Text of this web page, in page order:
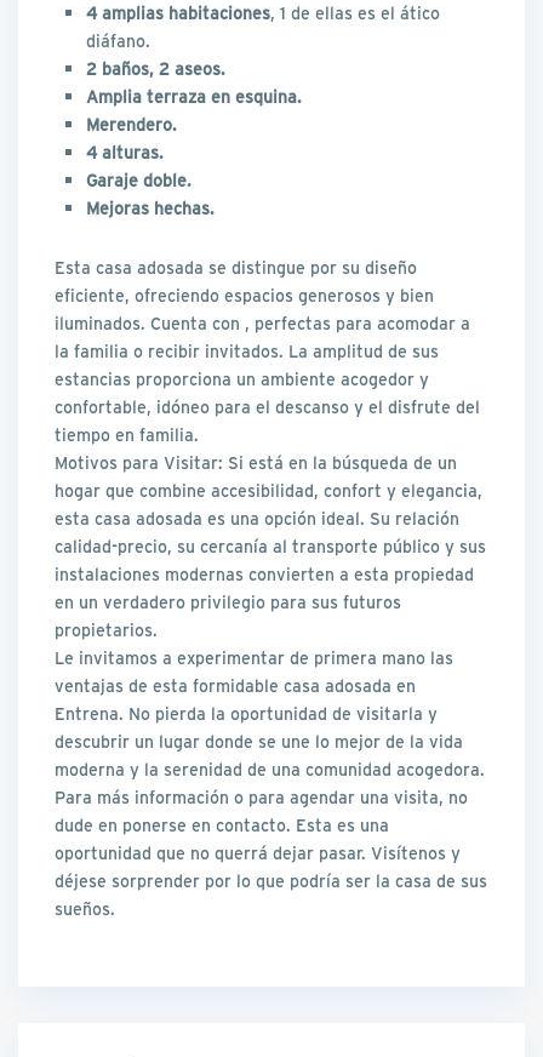
4 amplias habitaciones, 1 de ellas es el ático
diáfano.
2 baños, 2 aseos.
Amplia terraza en esquina.
Merendero.
4 alturas.
Garaje doble.
Mejoras hechas.
Esta casa adosada se distingue por su diseño
eficiente, ofreciendo espacios generosos y bien
iluminados. Cuenta con , perfectas para acomodar a
la familia o recibir invitados. La amplitud de sus
estancias proporciona un ambiente acogedor y
confortable, idóneo para el descanso y el disfrute del
tiempo en familia.
Motivos para Visitar: Si está en la búsqueda de un
hogar que combine accesibilidad, confort y elegancia,
esta casa adosada es una opción ideal. Su relación
calidad-precio, su cercanía al transporte público y sus
instalaciones modernas convierten a esta propiedad
en un verdadero privilegio para sus futuros
propietarios.
Le invitamos a experimentar de primera mano las
ventajas de esta formidable casa adosada en
Entrena. No pierda la oportunidad de visitarla y
descubrir un lugar donde se une lo mejor de la vida
moderna y la serenidad de una comunidad acogedora.
Para más información o para agendar una visita, no
dude en ponerse en contacto. Esta es una
oportunidad que no querrá dejar pasar. Visítenos y
déjese sorprender por lo que podría ser la casa de sus
sueños.